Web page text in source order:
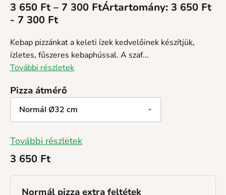
3 650 Ft – 7 300 FtÁrtartomány: 3 650 Ft
- 7 300 Ft
Kebap pizzánkat a keleti ízek kedvelőinek készítjük,
ízletes, fűszeres kebaphússal. A szaf...
További részletek
Pizza átmérő
További részletek
3 650 Ft
Normál pizza extra feltétek